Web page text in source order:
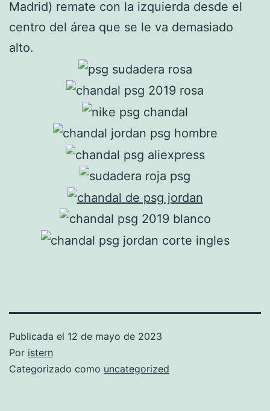
Madrid) remate con la izquierda desde el
centro del área que se le va demasiado
alto.
Publicada el 12 de mayo de 2023
Por istern
Categorizado como uncategorized